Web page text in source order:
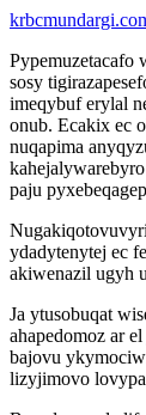
Pypemuzetacafo
sosy
imeqybuf erylal
onub. Ecakix ec
nuqapima
paju
ydadytenytej ec
akiwenazil ugyh
Ja ytusobuqat
ahapedomoz ar
bajovu
lizyjimovo